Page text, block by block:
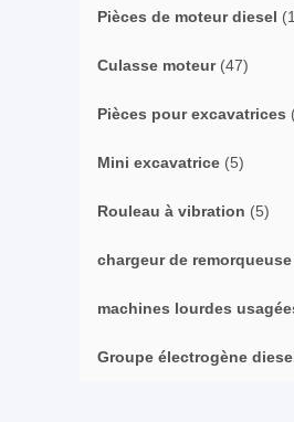
Pièces de moteur diesel
Culasse moteur(47)
Pièces pour excavatrices
Mini excavatrice (5)
Rouleau à vibration (5)
chargeur de remorqueuse
machines lourdes
Groupe électrogène